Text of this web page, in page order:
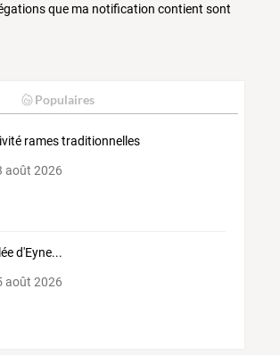
que ma notification contient sont
Populaires
rames traditionnelles
août 2026
d'Eyne...
août 2026